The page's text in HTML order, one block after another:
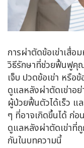
การผ่าตัดข้อเข่าเสื่อ
วิธีรักษาที่ช่วยฟื้นฟูคุ
เจ็บ ปวดข้อเข่า หรือ
ดูแลหลังผ่าตัดเข่าอ
ผู้ป่วยฟื้นตัวได้เร็ว แ
ๆ ที่อาจเกิดขึ้นได้ ก่อ
ดูแลหลังผ่าตัดเข่าที่
กันในบทความนี้